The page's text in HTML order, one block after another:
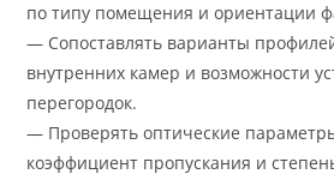
по типу помещения и ориентации
— Сопоставлять варианты
внутренних камер и возможности
перегородок.
— Проверять оптические
коэффициент пропускания и